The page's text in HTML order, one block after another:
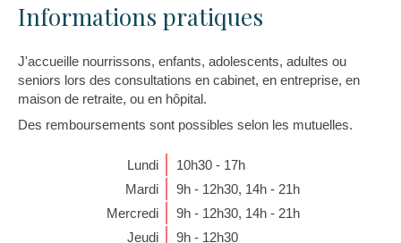
Informations pratiques
J'accueille nourrissons, enfants, adolescents, adultes ou
seniors lors des consultations en cabinet, en entreprise, en
maison de retraite, ou en hôpital.
Des remboursements sont possibles selon les mutuelles.
Lundi
10h30 - 17h
Mardi
9h - 12h30, 14h - 21h
Mercredi
9h - 12h30, 14h - 21h
Jeudi
9h - 12h30